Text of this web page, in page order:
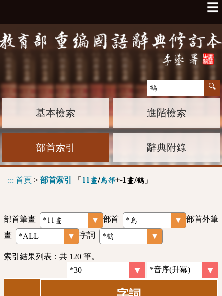
☰
基本檢索 進階檢索
部首索引 辭典附錄
::: 首頁 > 部首索引 「 11畫/鳥部+-1畫/鶴 」
部首筆畫 部首
部首外筆
畫
字詞
索引結果列表：共 120 筆。